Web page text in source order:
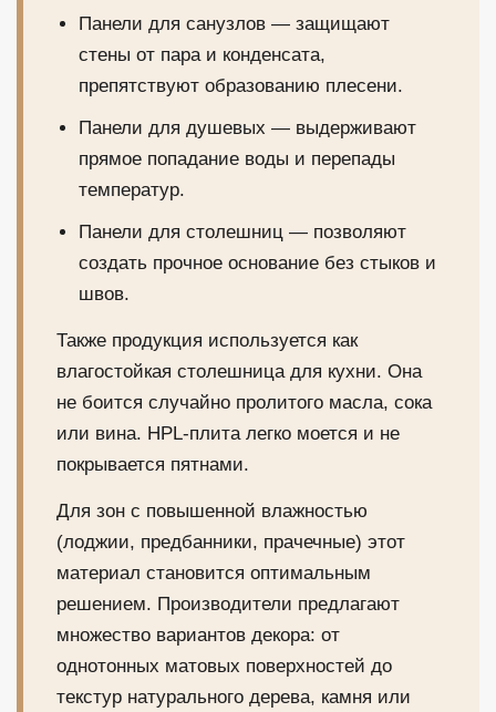
Панели для санузлов — защищают
стены от пара и конденсата,
препятствуют образованию плесени.
Панели для душевых — выдерживают
прямое попадание воды и перепады
температур.
Панели для столешниц — позволяют
создать прочное основание без стыков и
швов.
Также продукция используется как
влагостойкая столешница для кухни. Она
не боится случайно пролитого масла, сока
или вина. HPL-плита легко моется и не
покрывается пятнами.
Для зон с повышенной влажностью
(лоджии, предбанники, прачечные) этот
материал становится оптимальным
решением. Производители предлагают
множество вариантов декора: от
однотонных матовых поверхностей до
текстур натурального дерева, камня или